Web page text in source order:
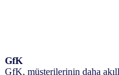
GfK
GfK, müşterilerinin daha